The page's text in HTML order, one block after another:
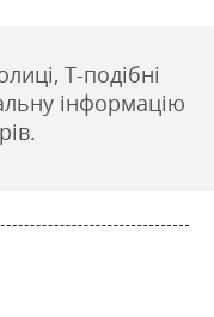
Т-подібні
інформацію